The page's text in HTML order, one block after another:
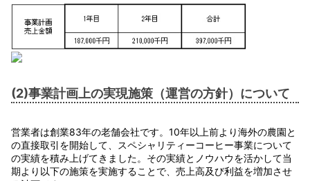
(2)事業計画上の実現施策（運営の方針）について
営業者は創業83年の老舗会社です。10年以上前より海外の農園と
の直接取引を開始して、スペシャリティーコーヒー事業について
の実績を積み上げてきました。その実績とノウハウを活かして当
期より以下の施策を実施することで、売上高及び利益を増加させ